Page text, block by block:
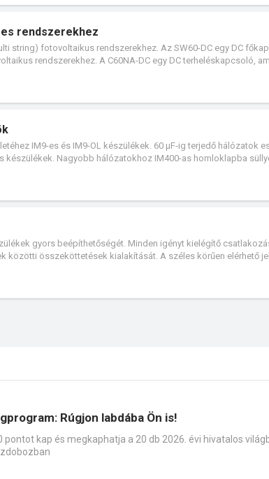
rendszerekhez
string) fotovoltaikus rendszerekhez. Az SW60-DC egy DC
rendszerekhez. A C60NA-DC egy DC terheléskapcsoló,
IM9-es és IM9-OL készülékek. 60 μF-ig terjedő hálózatok
készülékek. Nagyobb hálózatokhoz IM400-as homloklapba
gyors beépíthetőségét. Minden igényt kielégítő
közötti összeköttetések kialakítását. A széles körűen elérhető
masszív, hőálló anyagokat használtak fel, amelyek
Rúgjon labdába Ön is!
pontot kap és megkaphatja a 20 db 2026. évi hivatalos